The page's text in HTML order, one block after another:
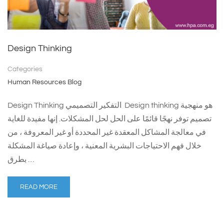
Design Thinking
Categories
Human Resources Blog
Design Thinking التفكير التصميمي Design thinking هو منهجية
تصميم توفر نهجًا قائمًا على الحل لحل المشكلات. إنها مفيدة للغاية
في معالجة المشاكل المعقدة غير المحددة أو غير المعروفة ، من
خلال فهم الاحتياجات البشرية المعنية ، وإعادة صياغة المشكلة
READ MORE